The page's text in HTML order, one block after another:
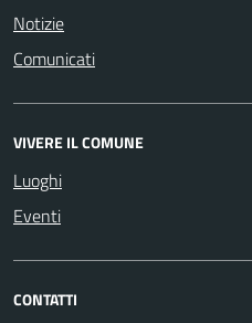
Notizie
Comunicati
VIVERE IL COMUNE
Luoghi
Eventi
CONTATTI